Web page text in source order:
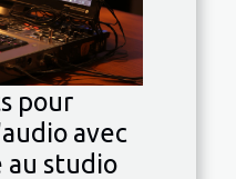
pour
avec
au studio